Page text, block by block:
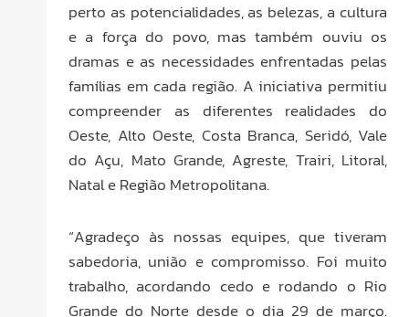
perto as potencialidades, as belezas, a cultura
e a força do povo, mas também ouviu os
dramas e as necessidades enfrentadas pelas
famílias em cada região. A iniciativa permitiu
compreender as diferentes realidades do
Oeste, Alto Oeste, Costa Branca, Seridó, Vale
do Açu, Mato Grande, Agreste, Trairi, Litoral,
Natal e Região Metropolitana.
“Agradeço às nossas equipes, que tiveram
sabedoria, união e compromisso. Foi muito
trabalho, acordando cedo e rodando o Rio
Grande do Norte desde o dia 29 de março.